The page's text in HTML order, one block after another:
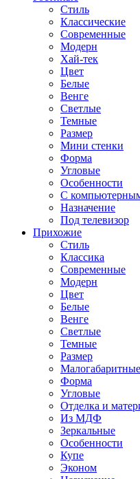
Стиль
Классические
Современные
Модерн
Хай-тек
Цвет
Белые
Венге
Светлые
Темные
Размер
Мини стенки
Форма
Угловые
Особенности
С
Назначение
Под телевизор
Прихожие
Стиль
Классика
Современные
Модерн
Цвет
Белые
Венге
Светлые
Темные
Размер
Малогабаритные
Форма
Угловые
Отделка и
Из МДФ
Зеркальные
Особенности
Купе
Эконом